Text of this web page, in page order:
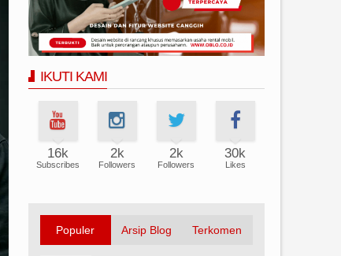
IKUTI KAMI
16k
Subscribes
2k
Followers
2k
Followers
30k
Likes
Populer Arsip Blog Terkomen